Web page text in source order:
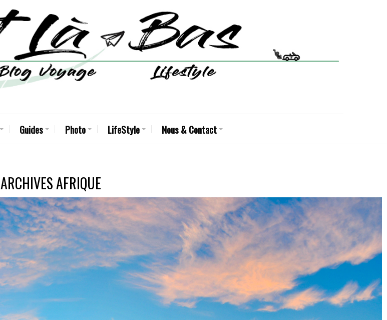
Guides Photo LifeStyle Nous & Contact
ARCHIVESAFRIQUE